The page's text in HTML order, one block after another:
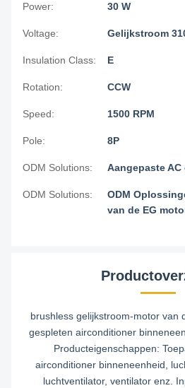
Power: 30 W
Voltage: Gelijkstroom
Insulation Class: E
Rotation: CCW
Speed: 1500 RPM
Pole: 8P
ODM Solutions: Aangepaste AC
ODM Solutions:
ODM
van de EG
brushless gelijkstroom-motor van
gespleten airconditioner
Producteigenschappen:
airconditioner binneneenheid,
luchtventilator, ventilator enz.